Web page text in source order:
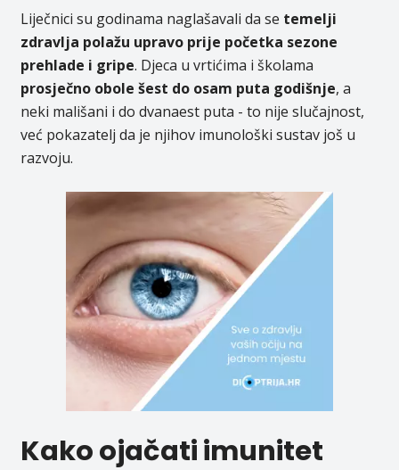
Liječnici su godinama naglašavali da se temelji
zdravlja polažu upravo prije početka sezone
prehlade i gripe. Djeca u vrtićima i školama
prosječno obole šest do osam puta godišnje, a
neki mališani i do dvanaest puta - to nije slučajnost,
već pokazatelj da je njihov imunološki sustav još u
razvoju.
Kako ojačati imunitet